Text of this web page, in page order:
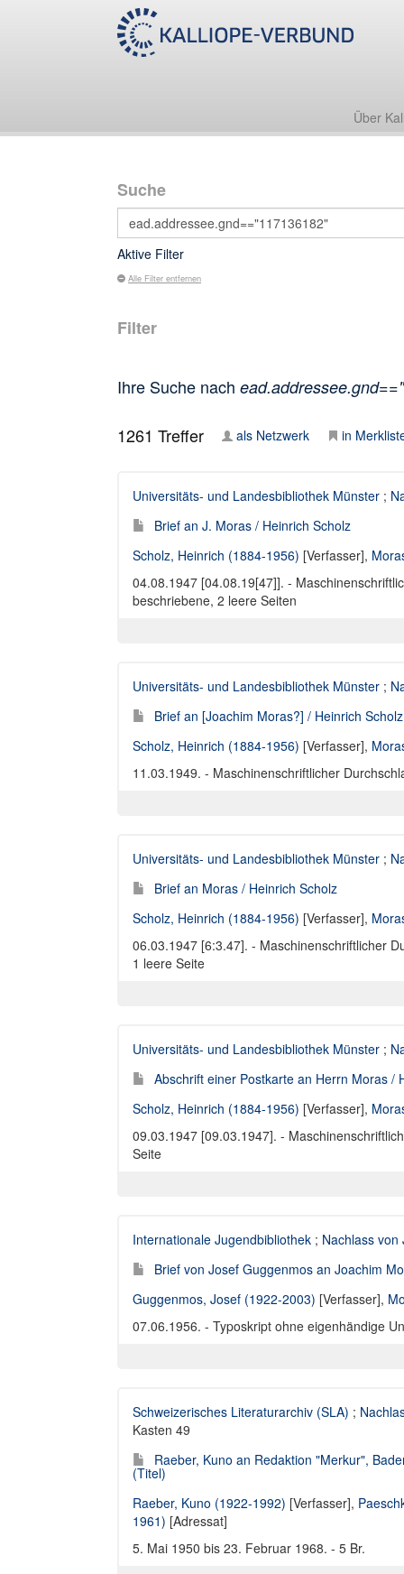
Über
Suche
Aktive Filter
Alle Filter entfernen
Filter
Ihre Suche nach
1261 Treffer als Netzwerk in
Universitäts- und Landesbibliothek Münster ;
Brief an J. Moras / Heinrich Scholz
Scholz, Heinrich (1884-1956) [Verfasser],
04.08.1947 [04.08.19[47]]. -
beschriebene, 2 leere Seiten
Universitäts- und Landesbibliothek Münster ;
Brief an [Joachim Moras?] / Heinrich Scholz
Scholz, Heinrich (1884-1956) [Verfasser],
11.03.1949. - Maschinenschriftlicher
Universitäts- und Landesbibliothek Münster ;
Brief an Moras / Heinrich Scholz
Scholz, Heinrich (1884-1956) [Verfasser],
06.03.1947 [6:3.47]. - Maschinenschriftlicher
1 leere Seite
Universitäts- und Landesbibliothek Münster ;
Abschrift einer Postkarte an Herrn Moras /
Scholz, Heinrich (1884-1956) [Verfasser],
09.03.1947 [09.03.1947]. -
Seite
Internationale Jugendbibliothek ; Nachlass
Brief von Josef Guggenmos an Joachim
Guggenmos, Josef (1922-2003) [Verfasser],
07.06.1956. - Typoskript ohne eigenhändige
Schweizerisches Literaturarchiv (SLA) ;
Kasten 49
Raeber, Kuno an Redaktion "Merkur",
(Titel)
Raeber, Kuno (1922-1992) [Verfasser],
1961) [Adressat]
5. Mai 1950 bis 23. Februar 1968. - 5 Br.